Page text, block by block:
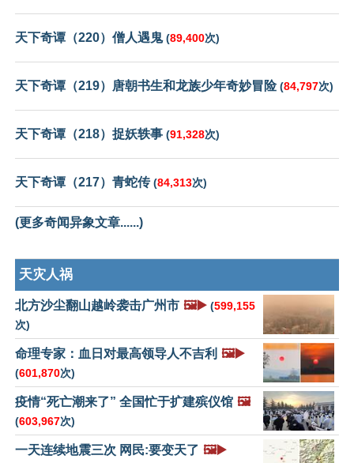
天下奇谭（220）僧人遇鬼(89,400次)
天下奇谭（219）唐朝书生和龙族少年奇妙冒险(84,797次)
天下奇谭（218）捉妖轶事 (91,328次)
天下奇谭（217）青蛇传(84,313次)
(更多奇闻异象文章......)
天灾人祸
北方沙尘翻山越岭袭击广州市 🖼️▶️ (599,155
次)
命理专家：血日对最高领导人不吉利 🖼️▶️
(601,870次)
疫情“死亡潮来了” 全国忙于扩建殡仪馆 🖼️
(603,967次)
一天连续地震三次 网民:要变天了 🖼️▶️